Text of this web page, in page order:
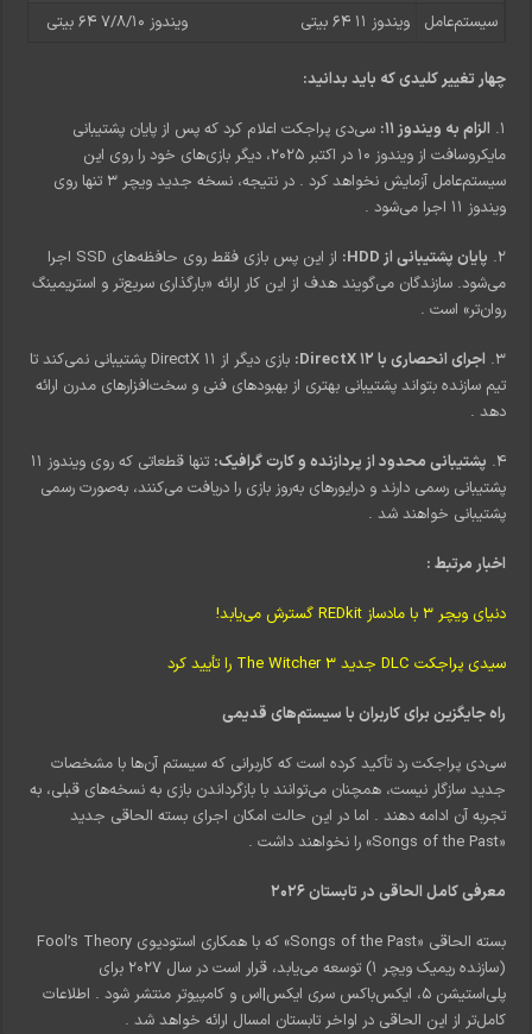
سیستم‌عامل ویندوز ۱۱ ۶۴ بیتی ویندوز ۷/۸/۱۰ ۶۴ بیتی
چهار تغییر کلیدی که باید بدانید:
۱. الزام به ویندوز ۱۱:
سی‌دی پراجکت اعلام کرد که پس از پایان پشتیبانی
مایکروسافت از ویندوز ۱۰ در اکتبر ۲۰۲۵، دیگر بازی‌های خود را روی این
سیستم‌عامل آزمایش نخواهد کرد
. در نتیجه، نسخه جدید ویچر ۳ تنها روی
ویندوز ۱۱ اجرا می‌شود
.
۲. پایان پشتیبانی از HDD:
از این پس بازی فقط روی حافظه‌های SSD اجرا
می‌شود. سازندگان می‌گویند هدف از این کار ارائه «بارگذاری سریع‌تر و استریمینگ
روان‌تر» است .
۳. اجرای انحصاری با DirectX 12:
بازی دیگر از DirectX 11 پشتیبانی نمی‌کند تا
تیم سازنده بتواند پشتیبانی بهتری از بهبودهای فنی و سخت‌افزارهای مدرن ارائه
دهد .
۴. پشتیبانی محدود از پردازنده و کارت گرافیک:
تنها قطعاتی که روی ویندوز ۱۱
پشتیبانی رسمی دارند و درایورهای به‌روز بازی را دریافت می‌کنند، به‌صورت رسمی
پشتیبانی خواهند شد .
اخبار مرتبط :
دنیای ویچر ۳ با مادساز REDkit گسترش می‌یابد!
سیدی پراجکت DLC جدید The Witcher 3 را تأیید کرد
راه جایگزین برای کاربران با سیستم‌های قدیمی
سی‌دی پراجکت رد تأکید کرده است که کاربرانی که سیستم آن‌ها با مشخصات
جدید سازگار نیست، همچنان می‌توانند با بازگرداندن بازی به نسخه‌های قبلی، به
تجربه آن ادامه دهند . اما در این حالت امکان اجرای بسته الحاقی جدید
«Songs of the Past» را نخواهند داشت
.
معرفی کامل الحاقی در تابستان ۲۰۲۶
بسته الحاقی «Songs of the Past» که با همکاری استودیوی Fool’s Theory
(سازنده ریمیک ویچر ۱) توسعه می‌یابد، قرار است در سال ۲۰۲۷ برای
پلی‌استیشن ۵، ایکس‌باکس سری ایکس|اس و کامپیوتر منتشر شود
. اطلاعات
کامل‌تر از این الحاقی در اواخر تابستان امسال ارائه خواهد شد .